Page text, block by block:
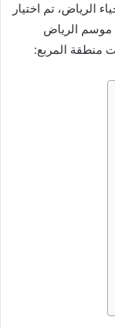
الرياض، تم اختيار
الرياض
منطقة المربع: